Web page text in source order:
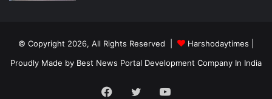
© Copyright 2026, All Rights Reserved | Harshodaytimes
Proudly Made by Best News Portal Development Company In India
Facebook
TwitterYouTube